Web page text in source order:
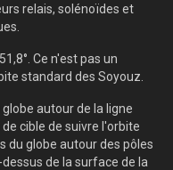
relais, solénoïdes et
Ce n'est pas un
standard des Soyouz.
autour de la ligne
cible de suivre l'orbite
du globe autour des pôles
de la surface de la